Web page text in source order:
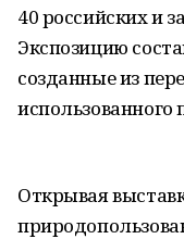
40 российских и
Экспозицию
созданные из
использованного
Открывая